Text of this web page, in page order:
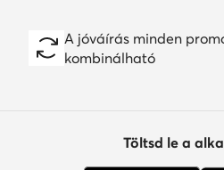
A jóváírás minden
kombinálható
Töltsd le a